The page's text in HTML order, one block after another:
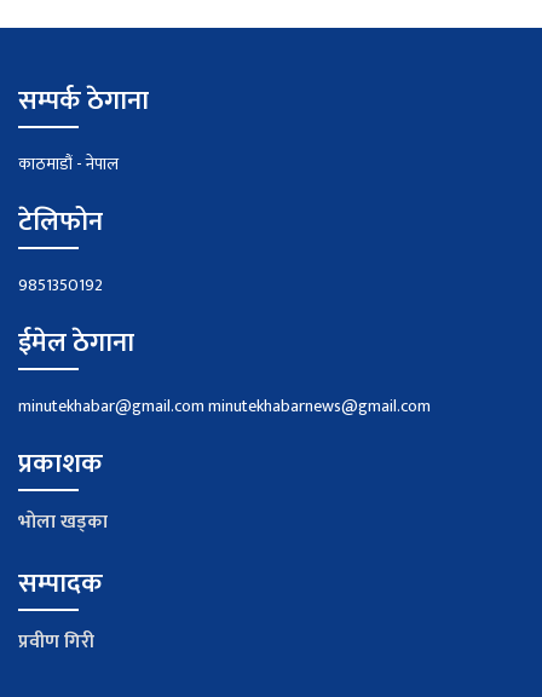
सम्पर्क ठेगाना
काठमाडौं - नेपाल
टेलिफोन
9851350192
ईमेल ठेगाना
minutekhabar@gmail.comminutekhabarnews@gmail.com
प्रकाशक
भाेला खड्का
सम्पादक
प्रवीण गिरी